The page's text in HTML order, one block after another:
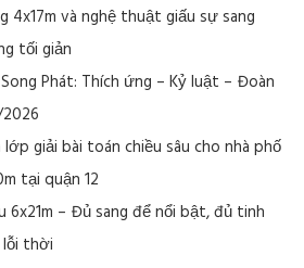
4x17m và nghệ thuật giấu sự sang
tối giản
Phát: Thích ứng – Kỷ luật – Đoàn
giải bài toán chiều sâu cho nhà phố
tại quận 12
6x21m – Đủ sang để nổi bật, đủ tinh
lỗi thời